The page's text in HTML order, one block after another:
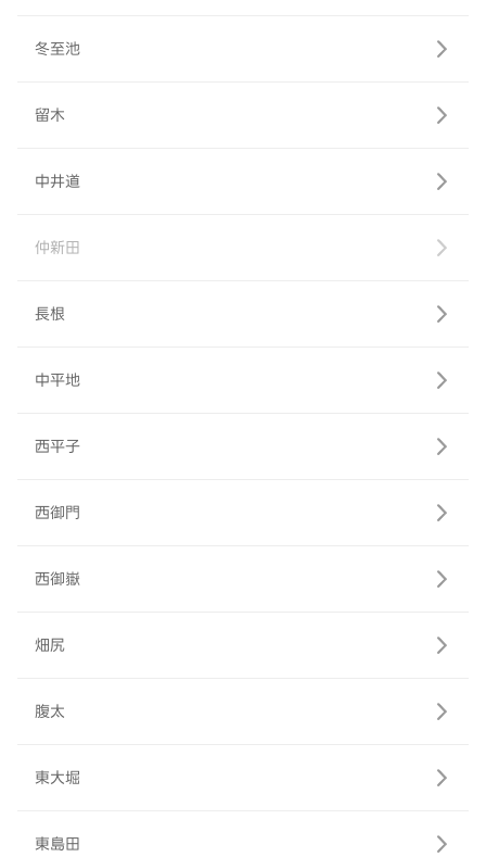
冬至池
留木
中井道
仲新田
長根
中平地
西平子
西御門
西御嶽
畑尻
腹太
東大堀
東島田